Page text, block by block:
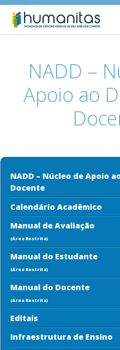
NADD –
Apoio ao
NADD – Núcleo de Apoio
Docente
Calendário Acadêmico
Manual de Avaliação
(Área Restrita)
Manual do Estudante
(Área Restrita)
Manual do Docente
(Área Restrita)
Editais
Infraestrutura de Ensino